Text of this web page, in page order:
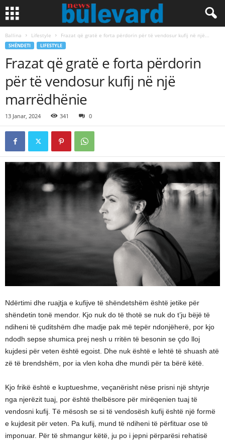
Ballina Lifestyle Frazat që gratë e forta përdorin për të vendosur kufij në një...
SHËNDETI LIFESTYLE
Frazat që gratë e forta përdorin
për të vendosur kufij në një
marrëdhënie
13 Janar, 2024 341 0
Ndërtimi dhe ruajtja e kufijve të shëndetshëm është jetike për
shëndetin tonë mendor. Kjo nuk do të thotë se nuk do t’ju bëjë të
ndiheni të çuditshëm dhe madje pak më tepër ndonjëherë, por kjo
ndodh sepse shumica prej nesh u rritën të besonin se çdo lloj
kujdesi për veten është egoist. Dhe nuk është e lehtë të shuash atë
zë të brendshëm, por ia vlen koha dhe mundi për ta bërë këtë.
Kjo frikë është e kuptueshme, veçanërisht nëse prisni një shtyrje
nga njerëzit tuaj, por është thelbësore për mirëqenien tuaj të
vendosni kufij. Të mësosh se si të vendosësh kufij është një formë
e kujdesit për veten. Pa kufij, mund të ndiheni të përfituar ose të
imponuar. Për të shmangur këtë, ju po i jepni përparësi rehatisë